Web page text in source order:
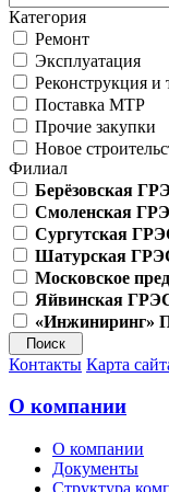
Категория
Ремонт
Эксплуатация
Реконструкция и
Поставка МТР
Прочие закупки
Новое
Филиал
Берёзовская
Смоленская
Сургутская
Шатурская
Московское
Яйвинская
«Инжиниринг»
Контакты Карта
О компании
О компании
Документы